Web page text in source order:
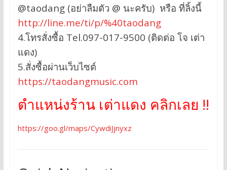
@taodang (อย่าลืมตัว @ นะครับ) หรือ ที่ลิ้งนี้
http://line.me/ti/p/%40taodang
4.โทรสั่งซื้อ Tel.097-017-9500 (ติดต่อ โจ เต่า
แดง)
5.สั่งซื้อผ่านเว็บไซต์
https://taodangmusic.com
ตำแหน่งร้าน เต่าแดง คลิกเลย !!
https://goo.gl/maps/CywdiJjnyxz